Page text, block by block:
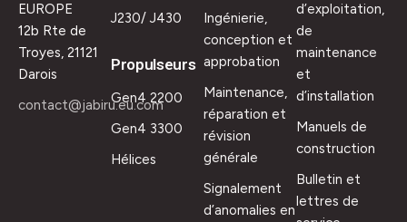
EUROPE
12b Rte de
Troyes, 21121
Darois
contact@jabiru.eu.com
J230/ J430
Propulseurs
Gen4 2200
Gen4 3300
Hélices
Ingénierie,
conception et
approbation
Maintenance,
réparation et
révision
générale
Signalement
d’anomalies en
d’exploitation,
de
maintenance
et
d’installation
Manuels de
construction
Bulletin et
lettres de